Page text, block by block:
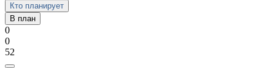
Кто планирует
В план
0
0
52